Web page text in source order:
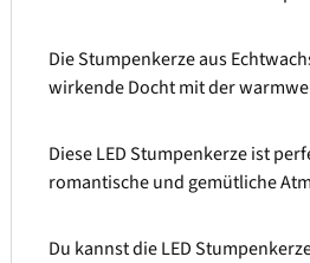
Die Stumpenkerze aus
wirkende Docht mit der
Diese LED Stumpenkerze ist
romantische und gemütliche
Du kannst die LED